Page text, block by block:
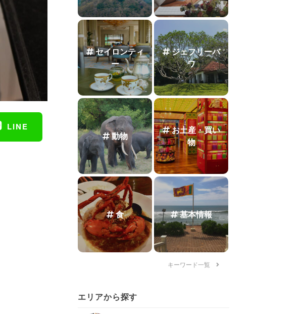
LINE
セイロンティ
ー
ジェフリーバ
ワ
動物
お土産・買い
物
食 基本情報
キーワード一覧
エリアから探す